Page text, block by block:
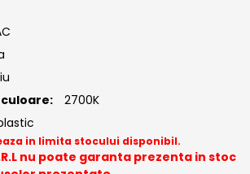
2700K
in limita stocului disponibil.
nu poate garanta prezenta in stoc